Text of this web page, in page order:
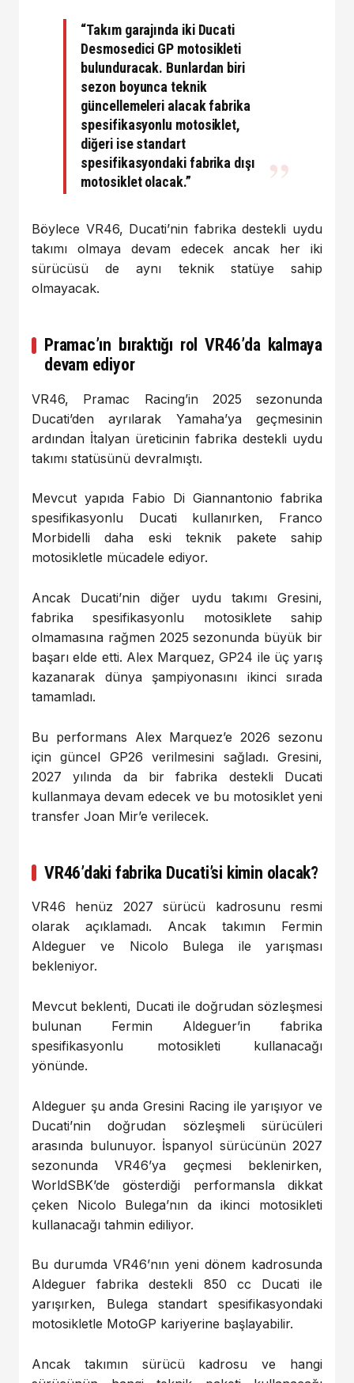
“Takım garajında iki Ducati
Desmosedici GP motosikleti
bulunduracak. Bunlardan biri
sezon boyunca teknik
güncellemeleri alacak fabrika
spesifikasyonlu motosiklet,
diğeri ise standart
spesifikasyondaki fabrika dışı
motosiklet olacak.”
Böylece VR46, Ducati’nin fabrika destekli uydu
takımı olmaya devam edecek ancak her iki
sürücüsü de aynı teknik statüye sahip
olmayacak.
Pramac’ın bıraktığı rol VR46’da kalmaya
devam ediyor
VR46, Pramac Racing’in 2025 sezonunda
Ducati’den ayrılarak Yamaha’ya geçmesinin
ardından İtalyan üreticinin fabrika destekli uydu
takımı statüsünü devralmıştı.
Mevcut yapıda Fabio Di Giannantonio fabrika
spesifikasyonlu Ducati kullanırken, Franco
Morbidelli daha eski teknik pakete sahip
motosikletle mücadele ediyor.
Ancak Ducati’nin diğer uydu takımı Gresini,
fabrika spesifikasyonlu motosiklete sahip
olmamasına rağmen 2025 sezonunda büyük bir
başarı elde etti. Alex Marquez, GP24 ile üç yarış
kazanarak dünya şampiyonasını ikinci sırada
tamamladı.
Bu performans Alex Marquez’e 2026 sezonu
için güncel GP26 verilmesini sağladı. Gresini,
2027 yılında da bir fabrika destekli Ducati
kullanmaya devam edecek ve bu motosiklet yeni
transfer Joan Mir’e verilecek.
VR46’daki fabrika Ducati’si kimin olacak?
VR46 henüz 2027 sürücü kadrosunu resmi
olarak açıklamadı. Ancak takımın Fermin
Aldeguer ve Nicolo Bulega ile yarışması
bekleniyor.
Mevcut beklenti, Ducati ile doğrudan sözleşmesi
bulunan Fermin Aldeguer’in fabrika
spesifikasyonlu motosikleti kullanacağı
yönünde.
Aldeguer şu anda Gresini Racing ile yarışıyor ve
Ducati’nin doğrudan sözleşmeli sürücüleri
arasında bulunuyor. İspanyol sürücünün 2027
sezonunda VR46’ya geçmesi beklenirken,
WorldSBK’de gösterdiği performansla dikkat
çeken Nicolo Bulega’nın da ikinci motosikleti
kullanacağı tahmin ediliyor.
Bu durumda VR46’nın yeni dönem kadrosunda
Aldeguer fabrika destekli 850 cc Ducati ile
yarışırken, Bulega standart spesifikasyondaki
motosikletle MotoGP kariyerine başlayabilir.
Ancak takımın sürücü kadrosu ve hangi